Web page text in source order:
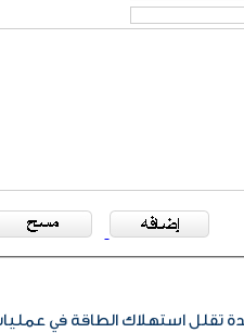
تقلل استهلاك الطاقة في